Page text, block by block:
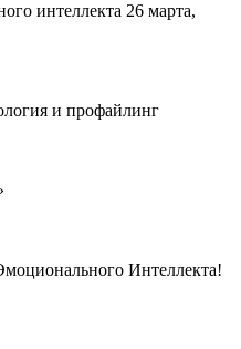
интеллекта 26 марта,
и профайлинг
Интеллекта!